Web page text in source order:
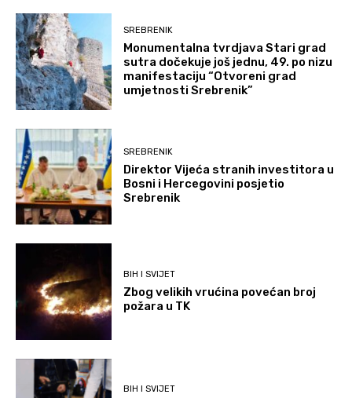
SREBRENIK
Monumentalna tvrdjava Stari grad
sutra dočekuje još jednu, 49. po nizu
manifestaciju “Otvoreni grad
umjetnosti Srebrenik”
SREBRENIK
Direktor Vijeća stranih investitora u
Bosni i Hercegovini posjetio
Srebrenik
BIH I SVIJET
Zbog velikih vrućina povećan broj
požara u TK
BIH I SVIJET